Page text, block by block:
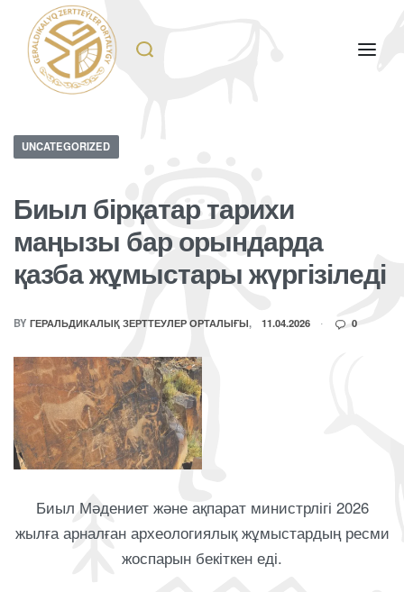
UNCATEGORIZED
Биыл бірқатар тарихи
маңызы бар орындарда
қазба жұмыстары жүргізіледі
BY ГЕРАЛЬДИКАЛЫҚ ЗЕРТТЕУЛЕР ОРТАЛЫҒЫ 11.04.2026 0
Биыл Мәдениет және ақпарат министрлігі 2026
жылға арналған археологиялық жұмыстардың ресми
жоспарын бекіткен еді.